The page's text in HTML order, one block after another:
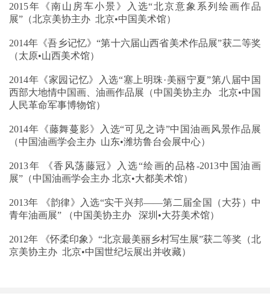
2015年《南山房车小景》入选“北京意象系列绘画作品
展”（北京美协主办 北京•中国美术馆）
2014年《吾乡记忆》“第十六届山西省美术作品展”获二等奖
（太原•山西美术馆）
2014年《家园记忆》入选“塞上明珠·美丽宁夏”第八届中国
西部大地情中国画、油画作品展（中国美协主办 北京•中国
人民革命军事博物馆）
2014年《藤舞蔓影》入选“可见之诗”中国油画风景作品展
（中国油画学会主办 山东•潍坊鲁台会展中心）
2013年 《香风荡藤冠》入选“绘画的品格-2013中国油画
展”（中国油画学会主办 北京•大都美术馆）
2013年 《韵律》入选“实干兴邦——第二届全国（大芬）中
青年油画展” （中国美协主办 深圳•大芬美术馆）
2012年 《怀柔印象》“北京最美丽乡村写生展”获二等奖（北
京美协主办 北京•中国世纪坛展出并收藏）